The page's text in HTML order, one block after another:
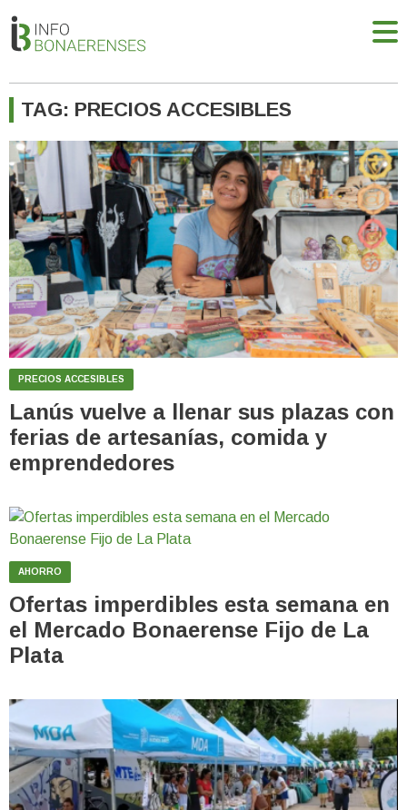
TAG: PRECIOS ACCESIBLES
PRECIOS ACCESIBLES
Lanús vuelve a llenar sus plazas con
ferias de artesanías, comida y
emprendedores
AHORRO
Ofertas imperdibles esta semana en
el Mercado Bonaerense Fijo de La
Plata